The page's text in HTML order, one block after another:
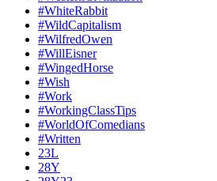
#WhiteRabbit
#WildCapitalism
#WilfredOwen
#WillEisner
#WingedHorse
#Wish
#Work
#WorkingClassTips
#WorldOfComedians
#Written
23L
28Y